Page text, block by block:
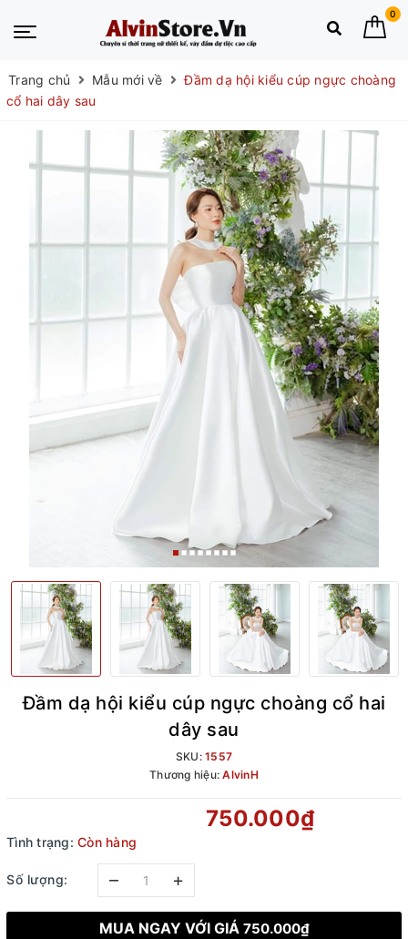
0
Trang chủ Mẫu mới về
Đầm dạ hội kiểu cúp ngực choàng
cổ hai dây sau
Đầm dạ hội kiểu cúp ngực choàng cổ hai
dây sau
SKU:1557
Thương hiệu:AlvinH
750.000₫
Tình trạng: Còn hàng
Số lượng: – +
MUA NGAY VỚI GIÁ 750.000₫